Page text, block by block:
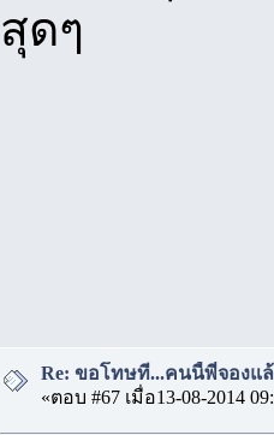
สุดๆ
Re: ขอโทษที...คนนี้พี่จองแล้
«ตอบ #67 เมื่อ13-08-2014